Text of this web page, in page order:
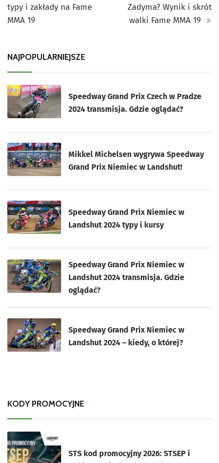
typy i zakłady na Fame
MMA 19
Zadyma? Wynik i skrót
walki Fame MMA 19
NAJPOPULARNIEJSZE
Speedway Grand Prix Czech w Pradze
2024 transmisja. Gdzie oglądać?
Mikkel Michelsen wygrywa Speedway
Grand Prix Niemiec w Landshut!
Speedway Grand Prix Niemiec w
Landshut 2024 typy i kursy
Speedway Grand Prix Niemiec w
Landshut 2024 transmisja. Gdzie
oglądać?
Speedway Grand Prix Niemiec w
Landshut 2024 – kiedy, o której?
KODY PROMOCYJNE
STS kod promocyjny 2026: STSEP i